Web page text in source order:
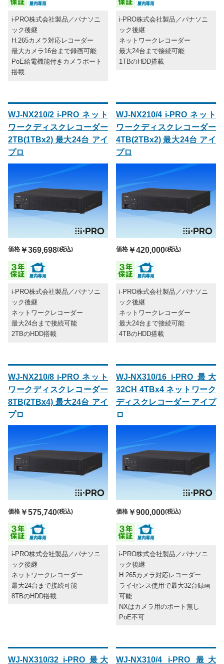
i-PRO株式会社製品／パナソニ
ック後継
H.265カメラ対応レコーダー
最大カメラ16台まで録画可能
PoE給電機能付きカメラポート
搭載
i-PRO株式会社製品／パナソニ
ック後継
ネットワークレコーダー
最大24台まで接続可能
1TBのHDD搭載
WJ-NX210/2 i-PRO ネット
ワークディスクレコーダー
2TB(1TBx2) 最大24台 アイ
プロ
価格 ￥369,698(税込)
i-PRO株式会社製品／パナソニ
ック後継
ネットワークレコーダー
最大24台まで接続可能
2TBのHDD搭載
WJ-NX210/4 i-PRO ネット
ワークディスクレコーダー
4TB(2TBx2) 最大24台 アイ
プロ
価格￥420,000(税込)
i-PRO株式会社製品／パナソニ
ック後継
ネットワークレコーダー
最大24台まで接続可能
4TBのHDD搭載
WJ-NX210/8 i-PRO ネット
ワークディスクレコーダー
8TB(2TBx4) 最大24台 アイ
プロ
価格 ￥575,740(税込)
i-PRO株式会社製品／パナソニ
ック後継
ネットワークレコーダー
最大24台まで接続可能
8TBのHDD搭載
WJ-NX310/16 i-PRO 最大
32CH 4TBx4 ネットワーク
ディスクレコーダー アイプ
ロ
価格￥900,000(税込)
i-PRO株式会社製品／パナソニ
ック後継
H.265カメラ対応レコーダー
ライセンス使用で最大32台録画
可能
NXはカメラ用のポート無し
PoE不可
WJ-NX310/32 i-PRO 最大
WJ-NX310/4 i-PRO 最大